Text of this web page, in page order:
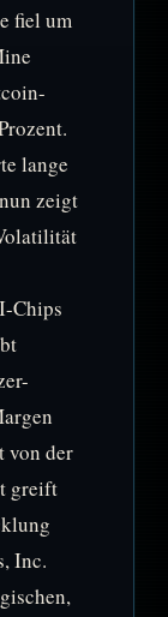
fiel um
lange
zeigt
Chips
von der
greift
Inc.